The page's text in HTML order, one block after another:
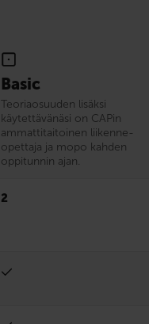
Basic
Teoriaosuuden lisäksi
käytettävänäsi on CAPin
ammattitaitoinen liikenne­
opettaja ja mopo kahden
oppitunnin ajan.
2